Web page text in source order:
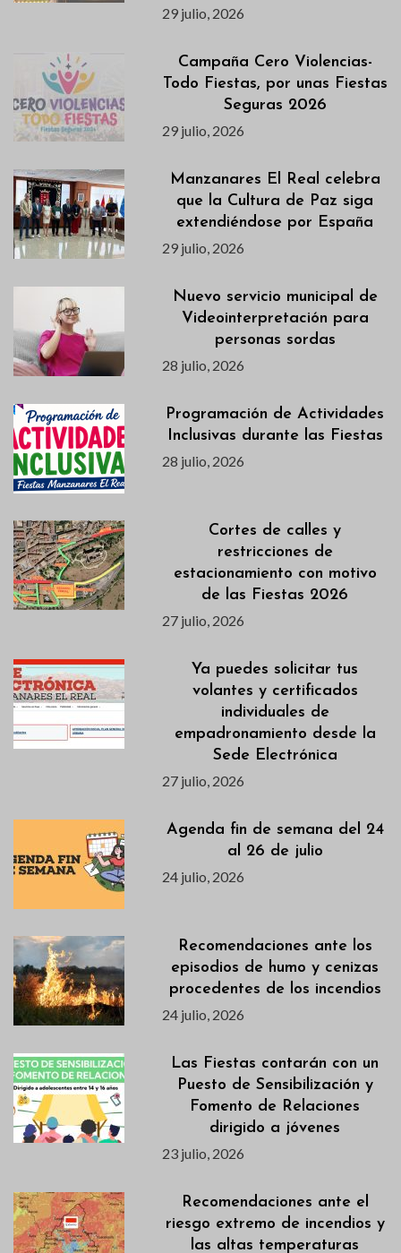
29 julio, 2026
Campaña Cero Violencias-
Todo Fiestas, por unas Fiestas
Seguras 2026
29 julio, 2026
Manzanares El Real celebra
que la Cultura de Paz siga
extendiéndose por España
29 julio, 2026
Nuevo servicio municipal de
Videointerpretación para
personas sordas
28 julio, 2026
Programación de Actividades
Inclusivas durante las Fiestas
28 julio, 2026
Cortes de calles y
restricciones de
estacionamiento con motivo
de las Fiestas 2026
27 julio, 2026
Ya puedes solicitar tus
volantes y certificados
individuales de
empadronamiento desde la
Sede Electrónica
27 julio, 2026
Agenda fin de semana del 24
al 26 de julio
24 julio, 2026
Recomendaciones ante los
episodios de humo y cenizas
procedentes de los incendios
24 julio, 2026
Las Fiestas contarán con un
Puesto de Sensibilización y
Fomento de Relaciones
dirigido a jóvenes
23 julio, 2026
Recomendaciones ante el
riesgo extremo de incendios y
las altas temperaturas